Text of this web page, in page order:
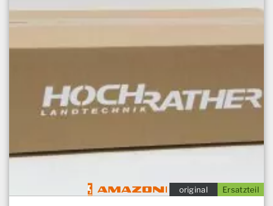
Ersatzteil
original